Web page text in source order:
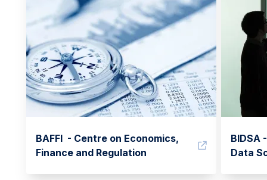
BAFFI - Centre on Economics,
Finance and Regulation
BIDSA
Data